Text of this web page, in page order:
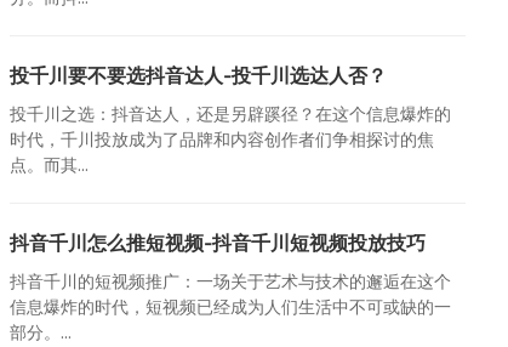
投千川要不要选抖音达人-投千川选达人否？
投千川之选：抖音达人，还是另辟蹊径？在这个信息爆炸的
时代，千川投放成为了品牌和内容创作者们争相探讨的焦
点。而其...
抖音千川怎么推短视频-抖音千川短视频投放技巧
抖音千川的短视频推广：一场关于艺术与技术的邂逅在这个
信息爆炸的时代，短视频已经成为人们生活中不可或缺的一
部分。...